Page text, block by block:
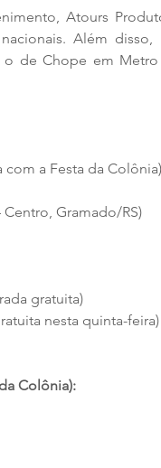
Atours
Além disso,
o de Chope em
com a Festa da Colônia)
Gramado/RS)
gratuita)
nesta quinta-feira)
Colônia):